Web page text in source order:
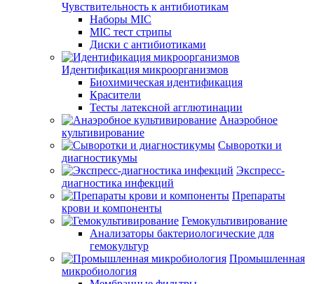
Чувствительность к антибиотикам
Наборы MIC
MIC тест стрипы
Диски с антибиотиками
Идентификация микроорганизмов
Биохимическая идентификация
Красители
Тесты латексной агглютинации
Анаэробное
культивирование
Сыворотки и
диагностикумы
Экспресс-
диагностика инфекций
Препараты
крови и компоненты
Гемокультивирование
Анализаторы бактериологические для
гемокультур
Промышленная
микробиология